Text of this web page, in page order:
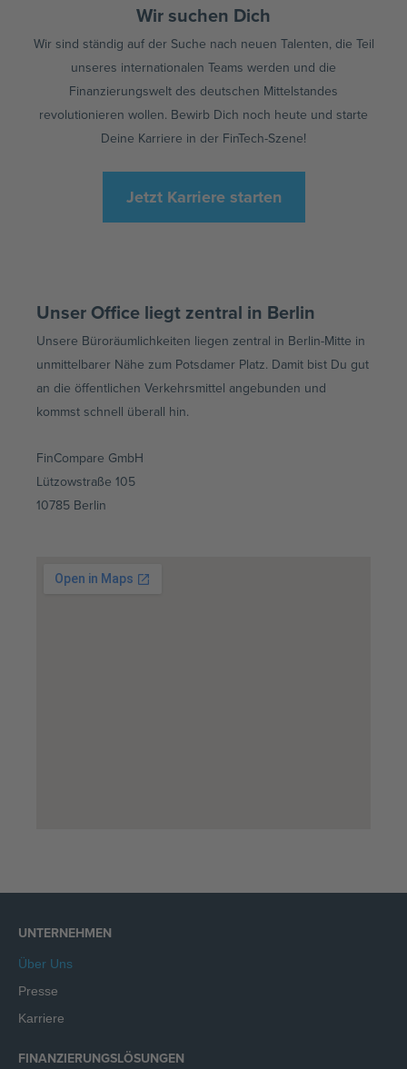
Wir suchen Dich
Wir sind ständig auf der Suche nach neuen Talenten, die Teil
unseres internationalen Teams werden und die
Finanzierungswelt des deutschen Mittelstandes
revolutionieren wollen. Bewirb Dich noch heute und starte
Deine Karriere in der FinTech-Szene!
Jetzt Karriere starten
Unser Office liegt zentral in Berlin
Unsere Büroräumlichkeiten liegen zentral in Berlin-Mitte in
unmittelbarer Nähe zum Potsdamer Platz. Damit bist Du gut
an die öffentlichen Verkehrsmittel angebunden und
kommst schnell überall hin.
FinCompare GmbH
Lützowstraße 105
10785 Berlin
UNTERNEHMEN
Über Uns
Presse
Karriere
FINANZIERUNGSLÖSUNGEN